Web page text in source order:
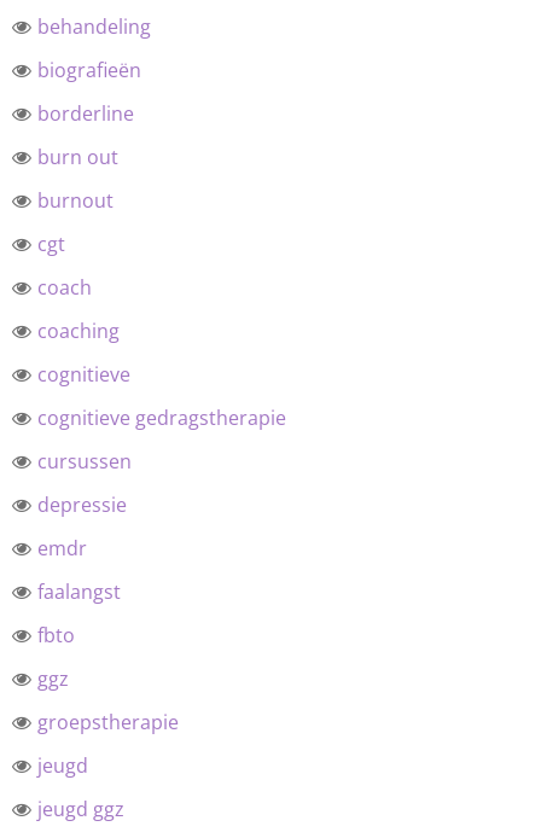
behandeling
biografieën
borderline
burn out
burnout
cgt
coach
coaching
cognitieve
cognitieve gedragstherapie
cursussen
depressie
emdr
faalangst
fbto
ggz
groepstherapie
jeugd
jeugd ggz